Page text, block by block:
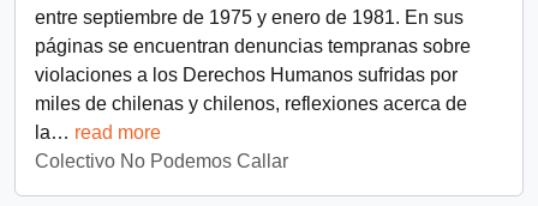
entre septiembre de 1975 y enero de 1981. En sus
páginas se encuentran denuncias tempranas sobre
violaciones a los Derechos Humanos sufridas por
miles de chilenas y chilenos, reflexiones acerca de
la… read more
Colectivo No Podemos Callar